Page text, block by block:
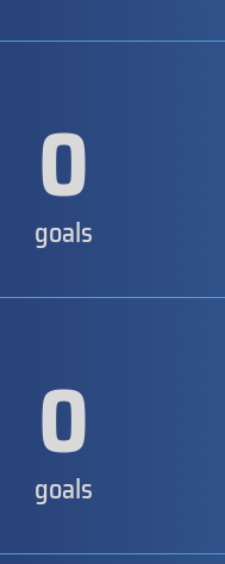
0
goals
0
goals